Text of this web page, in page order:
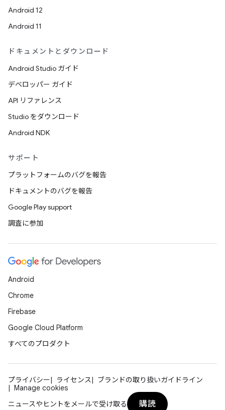
Android 12
Android 11
ドキュメントとダウンロード
Android Studio ガイド
デベロッパー ガイド
API リファレンス
Studio をダウンロード
Android NDK
サポート
プラットフォームのバグを報告
ドキュメントのバグを報告
Google Play support
調査に参加
Android
Chrome
Firebase
Google Cloud Platform
すべてのプロダクト
プライバシー ライセンス
ブランドの取り扱いガイドライン
Manage cookies
ニュースやヒントをメールで受け取る
購読